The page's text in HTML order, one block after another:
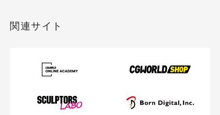
関連サイト